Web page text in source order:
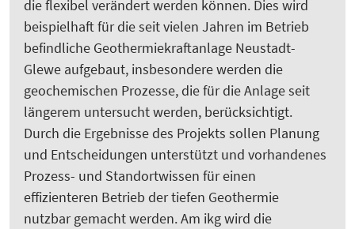
die flexibel verändert werden können. Dies wird
beispielhaft für die seit vielen Jahren im Betrieb
befindliche Geothermiekraftanlage Neustadt-
Glewe aufgebaut, insbesondere werden die
geochemischen Prozesse, die für die Anlage seit
längerem untersucht werden, berücksichtigt.
Durch die Ergebnisse des Projekts sollen Planung
und Entscheidungen unterstützt und vorhandenes
Prozess- und Standortwissen für einen
effizienteren Betrieb der tiefen Geothermie
nutzbar gemacht werden. Am ikg wird die